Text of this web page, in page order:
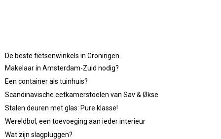
De beste fietsenwinkels in Groningen
Makelaar in Amsterdam-Zuid nodig?
Een container als tuinhuis?
Scandinavische eetkamerstoelen van Sav & Økse
Stalen deuren met glas: Pure klasse!
Wereldbol, een toevoeging aan ieder interieur
Wat zijn slagpluggen?